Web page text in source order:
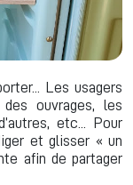
Les usagers
ouvrages, les
etc... Pour
et glisser « un
afin de partager